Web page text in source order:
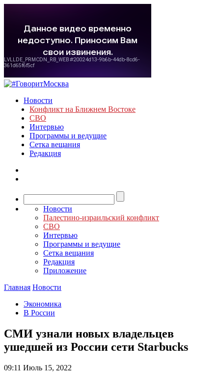
Новости
Конфликт на Ближнем Востоке
СВО
Интервью
Программы и ведущие
Сетка вещания
Редакция
Новости
Палестино-израильский конфликт
СВО
Интервью
Программы и ведущие
Сетка вещания
Редакция
Приложение
Главная Новости
Экономика
В России
СМИ узнали новых владельцев
ушедшей из России сети Starbucks
09:11 Июль 15, 2022